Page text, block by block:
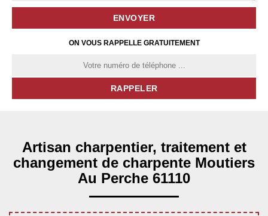
ON VOUS RAPPELLE GRATUITEMENT
Artisan charpentier, traitement et
changement de charpente Moutiers
Au Perche 61110